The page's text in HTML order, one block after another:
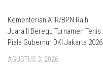
Kementerian ATR/BPN Raih
Juara II Beregu Turnamen Tenis
Piala Gubernur DKI Jakarta 2026
AGUSTUS 3, 2026